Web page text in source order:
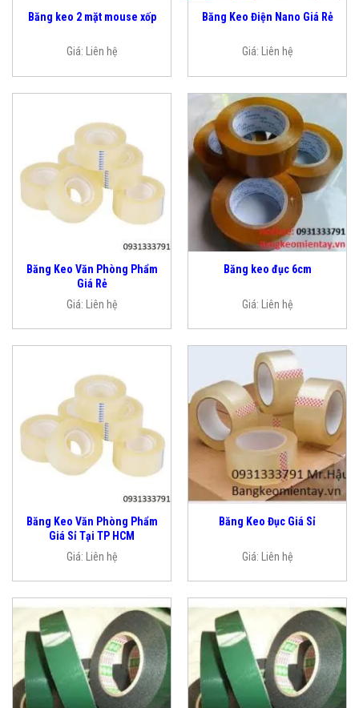
Băng keo 2 mặt mouse xốp
Giá: Liên hệ
Băng Keo Điện Nano Giá Rẻ
Giá: Liên hệ
Băng Keo Văn Phòng Phẩm
Giá Rẻ
Giá: Liên hệ
Băng keo đục 6cm
Giá: Liên hệ
Băng Keo Văn Phòng Phẩm
Giá Sỉ Tại TP HCM
Giá:
Liên hệ
Băng Keo Đục Giá Sỉ
Giá: Liên hệ